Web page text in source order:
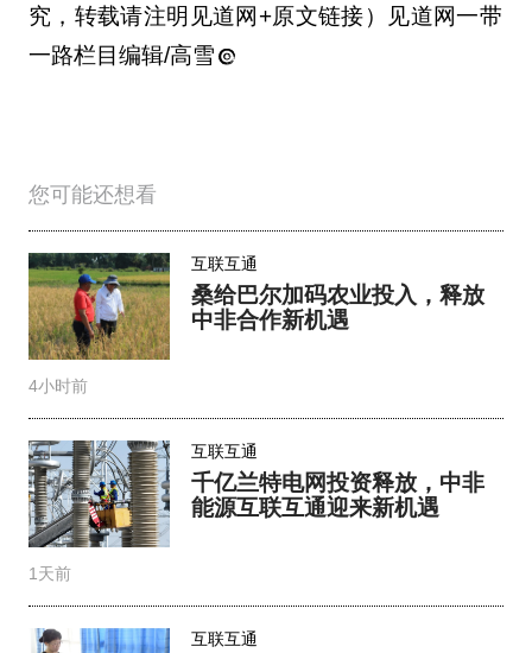
究，转载请注明见道网+原文链接）见道网一带
一路栏目编辑/高雪
您可能还想看
互联互通
桑给巴尔加码农业投入，释放
中非合作新机遇
4小时前
互联互通
千亿兰特电网投资释放，中非
能源互联互通迎来新机遇
1天前
互联互通